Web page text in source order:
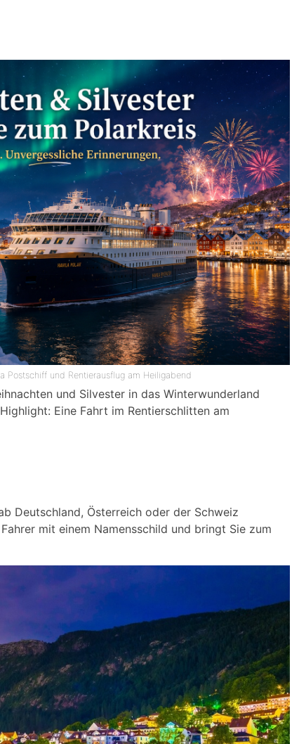
Postschiff und Rentierausflug am Heiligabend
und Silvester in das Winterwunderland
Eine Fahrt im Rentierschlitten am
Deutschland, Österreich oder der Schweiz
mit einem Namensschild und bringt Sie zum